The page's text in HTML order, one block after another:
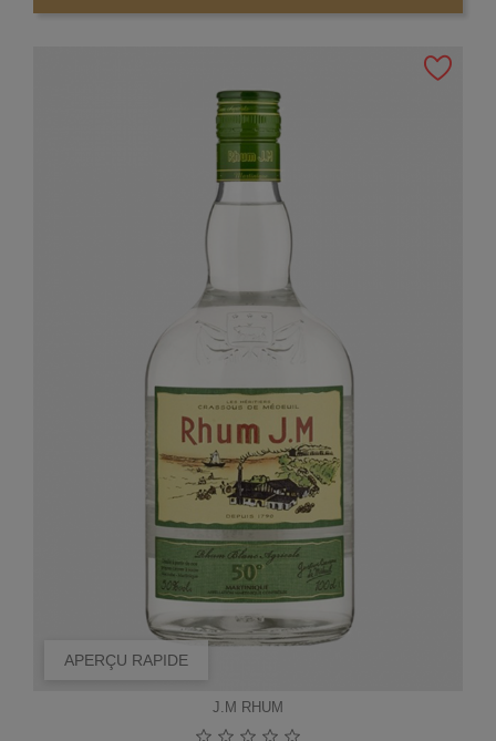
APERÇU RAPIDE
J.M RHUM